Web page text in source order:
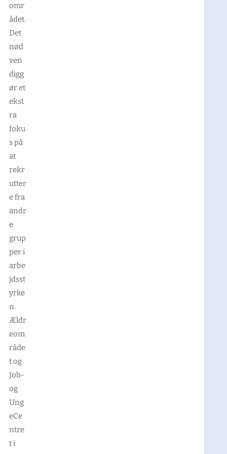
omr
ådet.
Det
nød
ven
digg
ør et
ekst
ra
foku
s på
at
rekr
utter
e fra
andr
e
grup
per i
arbe
jdsst
yrke
n.
Ældr
eom
råde
t og
Job-
og
Ung
eCe
ntre
t i